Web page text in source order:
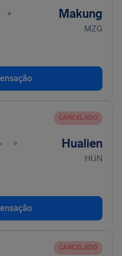
• Makung
MZG
CANCELADO
• Hualien
HUN
CANCELADO